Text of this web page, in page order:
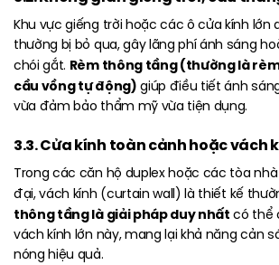
Khu vực giếng trời hoặc các ô cửa kính lớn
thường bị bỏ qua, gây lãng phí ánh sáng
chói gắt. Rèm thông tầng (thường là
cầu vồng tự động)giúp điều tiết ánh
vừa đảm bảo thẩm mỹ vừa tiện dụng.
3.3. Cửa kính toàn cảnh hoặc vách
Trong các căn hộ duplex hoặc các tòa
đại, vách kính (curtain wall) là thiết kế
thông tầng là giải pháp duy nhấtcó thể
vách kính lớn này, mang lại khả năng cản
nóng hiệu quả.